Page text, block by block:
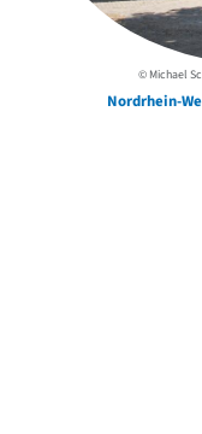
© Michael
Nordrhein-